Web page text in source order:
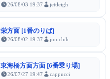
26/08/03 19:37 jettleigh
栄方面 [1番のりば]
26/08/02 19:37 junichih
東海橋方面方面 [6番乗り場]
26/07/27 19:47 cappucci